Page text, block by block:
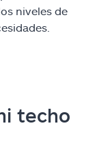
niveles de
techo